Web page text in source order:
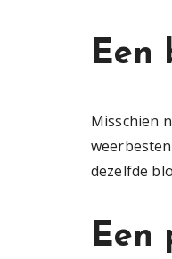
Een
Misschien
dezelfde
Een